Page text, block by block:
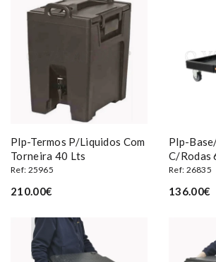
Plp-Termos P/liquidos Com
Torneira 40 Lts
Ref: 25965
210.00€
Plp-
C/rodas
Ref: 26835
136.00€